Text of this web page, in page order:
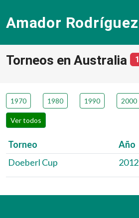
Amador Rodríguez
Torneos en Australia 1
1970 1980 1990 2000
Ver todos
Torneo Año
Doeberl Cup
2012